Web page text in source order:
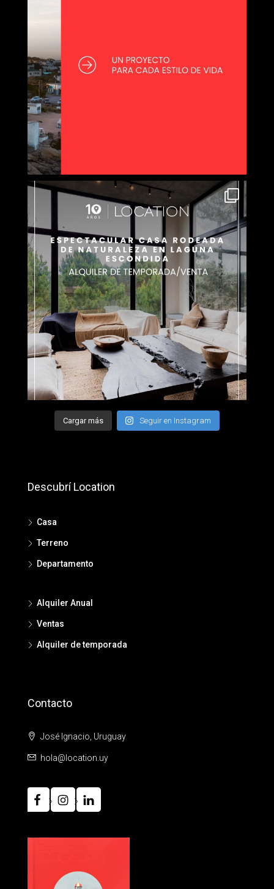
Cargar más Seguir en Instagram
Descubrí Location
Casa
Terreno
Departamento
Alquiler Anual
Ventas
Alquiler de temporada
Contacto
José Ignacio, Uruguay
hola@location.uy